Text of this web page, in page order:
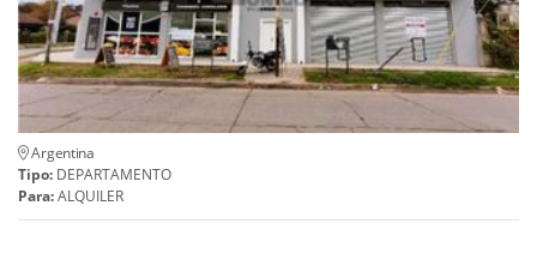
Argentina
Tipo: DEPARTAMENTO
Para:ALQUILER